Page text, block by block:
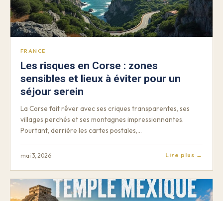
FRANCE
Les risques en Corse : zones
sensibles et lieux à éviter pour un
séjour serein
La Corse fait rêver avec ses criques transparentes, ses
villages perchés et ses montagnes impressionnantes.
Pourtant, derrière les cartes postales,…
mai 3, 2026 Lire plus →